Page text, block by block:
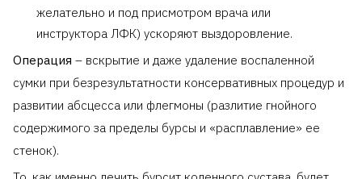
желательно и под присмотром врача или
инструктора ЛФК) ускоряют выздоровление.
Операция – вскрытие и даже удаление воспаленной
сумки при безрезультатности консервативных процедур и
развитии абсцесса или флегмоны (разлитие гнойного
содержимого за пределы бурсы и «расплавление» ее
стенок).